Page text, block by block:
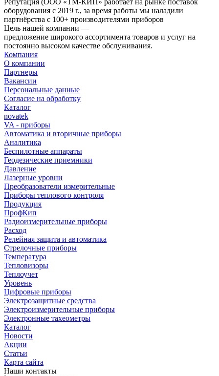
оборудования с 2019 г., за время работы мы наладили
партнёрства с 100+ производителями приборов
Цель нашей компании —
предложение широкого ассортимента товаров и услуг на
постоянно высоком качестве обслуживания.
Компания
О компании
Партнеры
Вакансии
Персональные данные
Согласие на обработку
Каталог
novatek
VA - приборы
Автоматика и вторичные приборы
Аналитика
Беспилотные аппараты
Геодезические приемники
Давление
Лазерные уровни
Преобразователи измерительные
Приборы теплового контроля
Продукция
ПрофКип
Радиоизмерительные приборы
Расход
Релейная защита и автоматика
Стрелочные приборы
Температура
Тепловизоры
Теплоучет
Уровень
Цифровые приборы
Электрозащитные средства
Электроизмерительные приборы
Электронные тахеометры
Каталог
Новости
Акции
Статьи
Карта сайта
Наши контакты